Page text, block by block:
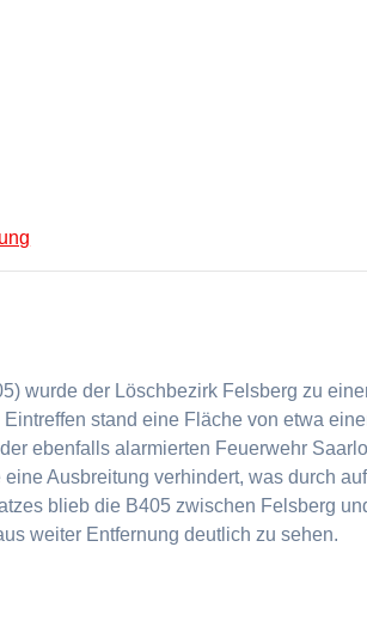
wurde der Löschbezirk Felsberg zu
stand eine Fläche von etwa
ebenfalls alarmierten Feuerwehr
Ausbreitung verhindert, was durch
blieb die B405 zwischen Felsberg
weiter Entfernung deutlich zu sehen.